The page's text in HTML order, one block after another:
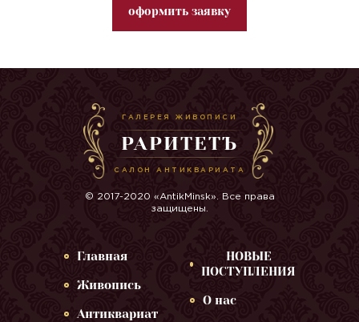
оформить заявку
ГАЛЕРЕЯ ЖИВОПИСИ
РАРИТЕТЪ
САЛОН АНТИКВАРИАТА
© 2017-2020 «AntikMinsk». Все права
защищены.
Главная
Живопись
Антиквариат
НОВЫЕ
ПОСТУПЛЕНИЯ
О нас